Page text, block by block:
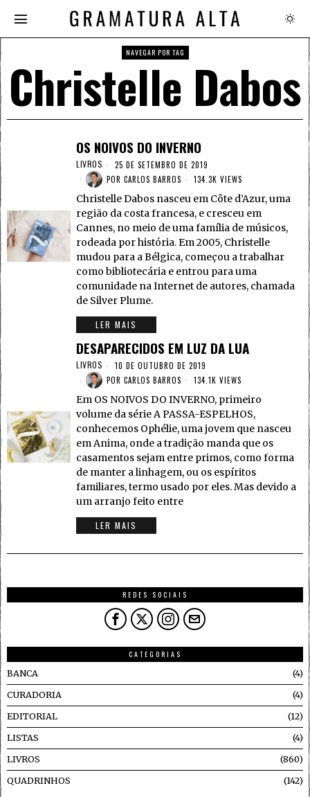
NAVEGAR POR TAG
Christelle Dabos
OS NOIVOS DO INVERNO
LIVROS
25 DE SETEMBRO DE 2019
POR CARLOS BARROS 134.3K VIEWS
Christelle Dabos nasceu em Côte d’Azur, uma
região da costa francesa, e cresceu em
Cannes, no meio de uma família de músicos,
rodeada por história. Em 2005, Christelle
mudou para a Bélgica, começou a trabalhar
como bibliotecária e entrou para uma
comunidade na Internet de autores, chamada
de Silver Plume.
LER MAIS
DESAPARECIDOS EM LUZ DA LUA
LIVROS
10 DE OUTUBRO DE 2019
POR CARLOS BARROS 134.1K VIEWS
Em OS NOIVOS DO INVERNO, primeiro
volume da série A PASSA-ESPELHOS,
conhecemos Ophélie, uma jovem que nasceu
em Anima, onde a tradição manda que os
casamentos sejam entre primos, como forma
de manter a linhagem, ou os espíritos
familiares, termo usado por eles. Mas devido a
um arranjo feito entre
LER MAIS
REDES SOCIAIS
CATEGORIAS
BANCA
4
CURADORIA 4
EDITORIAL 12
LISTAS 4
LIVROS 860
QUADRINHOS 142